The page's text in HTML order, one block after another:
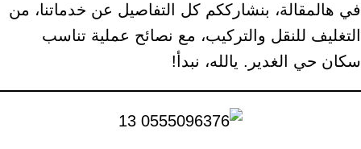
في هالمقالة، بنشارككم كل التفاصيل عن خدماتنا، من
التغليف للنقل والتركيب، مع نصائح عملية تناسب
سكان حي الغدير. يالله، نبدأ!